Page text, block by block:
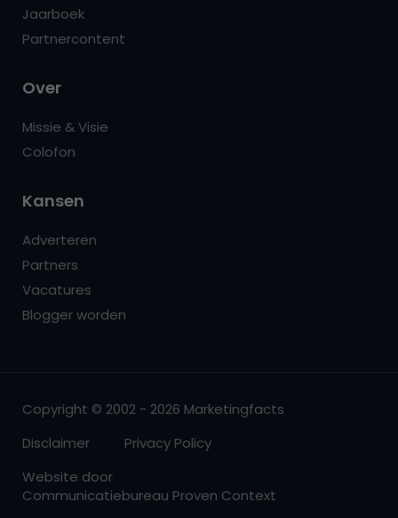
Jaarboek
Partnercontent
Over
Missie & Visie
Colofon
Kansen
Adverteren
Partners
Vacatures
Blogger worden
Copyright © 2002 - 2026 Marketingfacts
Disclaimer
Privacy Policy
Website door
Communicatiebureau Proven Context